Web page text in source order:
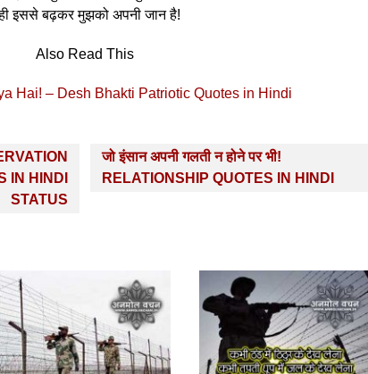
इससे बढ़कर मुझको अपनी जान है!
Also Read This
Hai! – Desh Bhakti Patriotic Quotes in Hindi
IN HINDI
STATUS
जो इंसान अपनी गलती न होने पर भी!
RELATIONSHIP QUOTES IN HINDI